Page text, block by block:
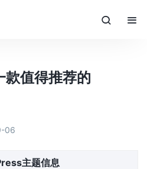
值得推荐的
06
主题信息